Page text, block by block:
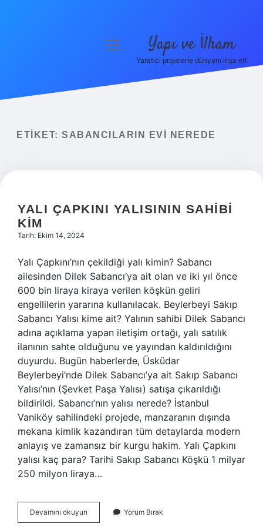
Yasal Uyarı
menüyü
Yapı ve İlham
Yaratıcı projelerle dünyanı inşa et!
ETIKET: SABANCILARIN EVI NEREDE
YALI ÇAPKINI YALISININ SAHIBI
KIM
Tarih: Ekim 14, 2024
Yalı Çapkını’nın çekildiği yalı kimin? Sabancı
ailesinden Dilek Sabancı’ya ait olan ve iki yıl önce
600 bin liraya kiraya verilen köşkün geliri
engellilerin yararına kullanılacak. Beylerbeyi Sakıp
Sabancı Yalısı kime ait? Yalının sahibi Dilek Sabancı
adına açıklama yapan iletişim ortağı, yalı satılık
ilanının sahte olduğunu ve yayından kaldırıldığını
duyurdu. Bugün haberlerde, Üsküdar
Beylerbeyi’nde Dilek Sabancı’ya ait Sakıp Sabancı
Yalısı’nın (Şevket Paşa Yalısı) satışa çıkarıldığı
bildirildi. Sabancı’nın yalısı nerede? İstanbul
Vaniköy sahilindeki projede, manzaranın dışında
mekana kimlik kazandıran tüm detaylarda modern
anlayış ve zamansız bir kurgu hakim. Yalı Çapkını
yalısı kaç para? Tarihi Sakıp Sabancı Köşkü 1 milyar
250 milyon liraya…
Devamını okuyun
Çapkını
Yorum Bırak